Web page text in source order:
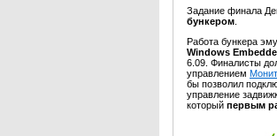
Задание финала
бункером
Работа бункера
Windows
6.09. Финалисты
управлением
бы позволил
управление
который первым